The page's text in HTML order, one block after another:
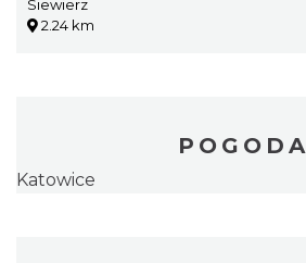
Siewierz
2.24 km
POGODA
Katowice